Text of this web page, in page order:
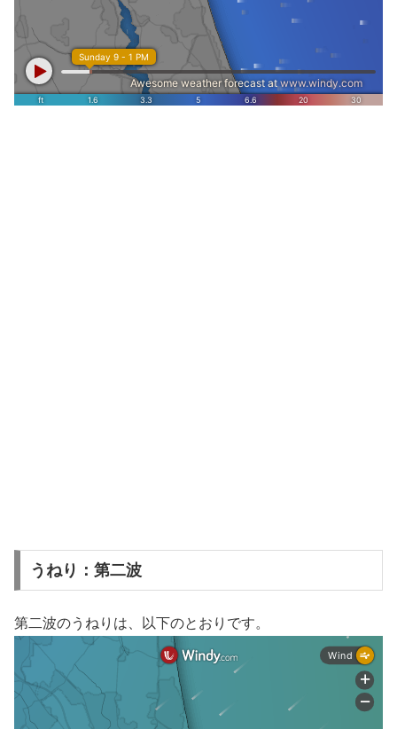
うねり：第二波
第二波のうねりは、以下のとおりです。